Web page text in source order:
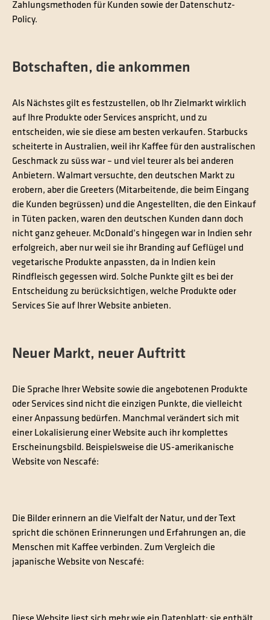
Zahlungsmethoden für Kunden sowie der Datenschutz-
Policy.
Botschaften, die ankommen
Als Nächstes gilt es festzustellen, ob Ihr Zielmarkt wirklich
auf Ihre Produkte oder Services anspricht, und zu
entscheiden, wie sie diese am besten verkaufen. Starbucks
scheiterte in Australien, weil ihr Kaffee für den australischen
Geschmack zu süss war – und viel teurer als bei anderen
Anbietern. Walmart versuchte, den deutschen Markt zu
erobern, aber die Greeters (Mitarbeitende, die beim Eingang
die Kunden begrüssen) und die Angestellten, die den Einkauf
in Tüten packen, waren den deutschen Kunden dann doch
nicht ganz geheuer. McDonald’s hingegen war in Indien sehr
erfolgreich, aber nur weil sie ihr Branding auf Geflügel und
vegetarische Produkte anpassten, da in Indien kein
Rindfleisch gegessen wird. Solche Punkte gilt es bei der
Entscheidung zu berücksichtigen, welche Produkte oder
Services Sie auf Ihrer Website anbieten.
Neuer Markt, neuer Auftritt
Die Sprache Ihrer Website sowie die angebotenen Produkte
oder Services sind nicht die einzigen Punkte, die vielleicht
einer Anpassung bedürfen. Manchmal verändert sich mit
einer Lokalisierung einer Website auch ihr komplettes
Erscheinungsbild. Beispielsweise die US-amerikanische
Website von Nescafé:
Die Bilder erinnern an die Vielfalt der Natur, und der Text
spricht die schönen Erinnerungen und Erfahrungen an, die
Menschen mit Kaffee verbinden. Zum Vergleich die
japanische Website von Nescafé: